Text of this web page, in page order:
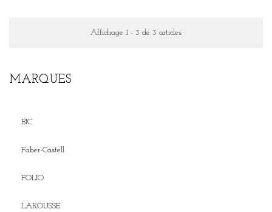
Affichage 1 - 3 de 3 articles
MARQUES
BIC
Faber-Castell
FOLIO
LAROUSSE